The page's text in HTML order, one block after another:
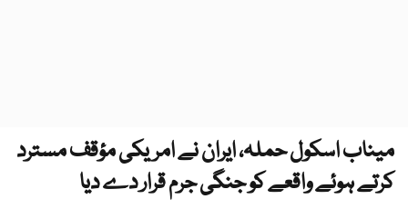
میناب اسکول حملہ، ایران نے امریکی مؤقف مسترد
کرتے ہوئے واقعے کو جنگی جرم قرار دے دیا